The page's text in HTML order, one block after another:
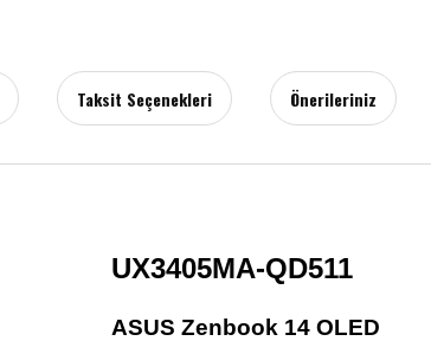
Taksit Seçenekleri Önerileriniz
UX3405MA-QD511
ASUS Zenbook 14 OLED